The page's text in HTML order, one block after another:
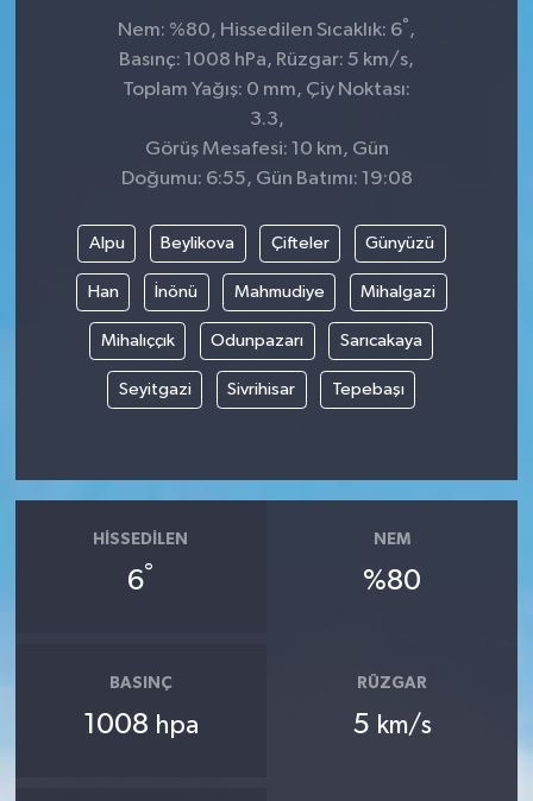
Nem: %80, Hissedilen Sıcaklık: 6°,
Basınç: 1008 hPa, Rüzgar: 5 km/s,
Toplam Yağış: 0 mm, Çiy Noktası:
3.3,
Görüş Mesafesi: 10 km, Gün
Doğumu: 6:55, Gün Batımı: 19:08
Alpu Beylikova Çifteler Günyüzü
Han İnönü Mahmudiye Mihalgazi
Mihalıççık Odunpazarı Sarıcakaya
Seyitgazi Sivrihisar Tepebaşı
HISSEDILEN
6°
NEM
%80
BASINÇ
1008 hpa
RÜZGAR
5 km/s